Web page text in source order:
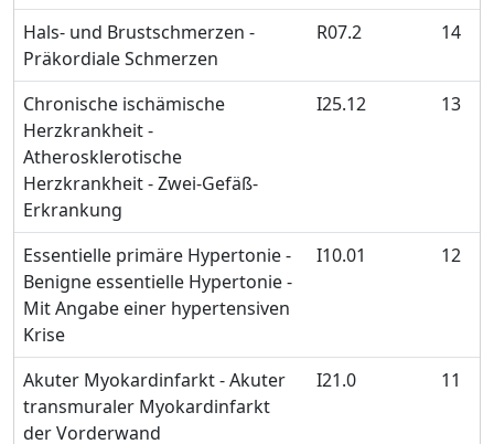
Hals- und Brustschmerzen -
Präkordiale Schmerzen
R07.2 14
Chronische ischämische
Herzkrankheit -
Atherosklerotische
Herzkrankheit - Zwei-Gefäß-
Erkrankung
I25.12 13
Essentielle primäre Hypertonie -
Benigne essentielle Hypertonie -
Mit Angabe einer hypertensiven
Krise
I10.01 12
Akuter Myokardinfarkt - Akuter
transmuraler Myokardinfarkt
der Vorderwand
I21.0 11